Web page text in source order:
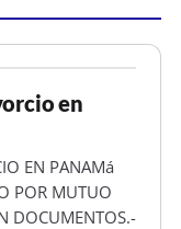
en
EN PANAMá
POR MUTUO
DOCUMENTOS.-